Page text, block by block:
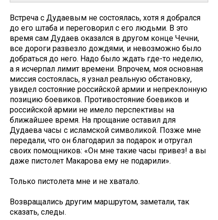
Встреча с Дудаевым не состоялась, хотя я добрался
до его штаба и переговорил с его людьми. В это
время сам Дудаев оказался в другом конце Чечни,
все дороги развезло дождями, и невозможно было
добраться до него. Надо было ждать где-то неделю,
а я исчерпал лимит времени. Впрочем, моя основная
миссия состоялась, я узнал реальную обстановку,
увидел состояние российской армии и непреклонную
позицию боевиков. Противостояние боевиков и
российской армии не имело перспективы на
ближайшее время. На прощание оставил для
Дудаева часы с исламской символикой. Позже мне
передали, что он благодарил за подарок и отругал
своих помощников: «Он мне такие часы привез! а вы
даже пистолет Макарова ему не подарили».
Только пистолета мне и не хватало.
Возвращались другим маршрутом, заметали, так
сказать, следы.